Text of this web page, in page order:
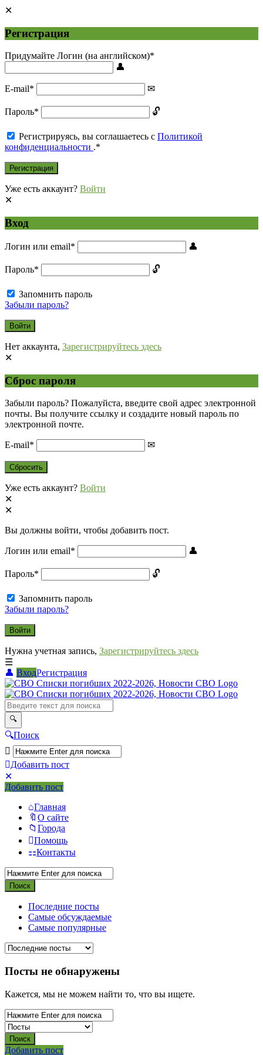
Регистрация
Придумайте Логин (на английском)*
E-mail*
Пароль*
Регистрируясь, вы соглашаетесь с Политикой
конфиденциальности .*
Уже есть аккаунт? Войти
Вход
Логин или email*
Пароль*
Запомнить пароль
Забыли пароль?
Нет аккаунта, Зарегистрируйтесь здесь
Сброс пароля
Забыли пароль? Пожалуйста, введите свой адрес электронной
почты. Вы получите ссылку и создадите новый пароль по
электронной почте.
E-mail*
Уже есть аккаунт? Войти
Вы должны войти, чтобы добавить пост.
Логин или email*
Пароль*
Запомнить пароль
Забыли пароль?
Нужна учетная запись, Зарегистрируйтесь здесь
ВходРегистрация
СВО
Списки
погибших
2022-
2026,
Новости
СВО
Поиск
Добавить пост
Мобильное
меню
Добавить пост
Главная
О сайте
Города
Помощь
Контакты
Последние посты
Самые обсуждаемые
Самые популярные
Посты не обнаружены
Кажется, мы не можем найти то, что вы ищете.
Боковая
Добавить пост